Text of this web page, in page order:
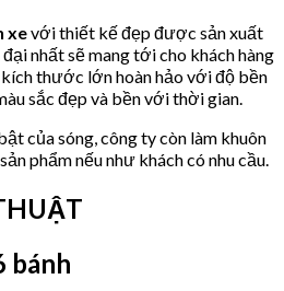
xevới thiết kế đẹp được sản xuất
nhất sẽ mang tới cho khách hàng
kích thước lớn hoàn hảo với độ bền
sắc đẹp và bền với thời gian.
của sóng, công ty còn làm khuôn
phẩm nếu như khách có nhu cầu.
bánh